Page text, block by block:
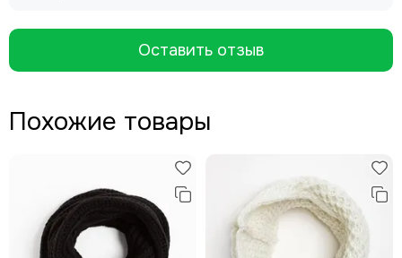
Оставить отзыв
Похожие товары